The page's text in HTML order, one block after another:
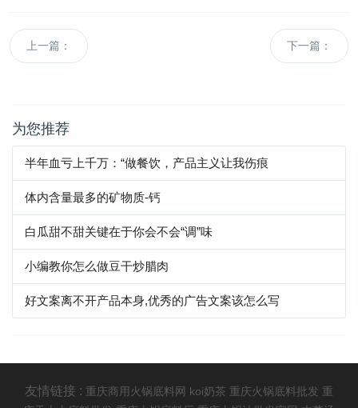
上一篇： 下一篇：
为您推荐
半年血亏上千万：“做餐饮，产品主义让我伤痕
体内含量最多的矿物质-钙
白瓜甜不甜关键在于你会不会“调”味
小编教你怎么做豆干炒腊肉
好文案离不开产品本身,优秀的广告文案该怎么写
友情链接 : 重庆商用火锅底料网 koi奶茶 重庆火锅底料批发 重